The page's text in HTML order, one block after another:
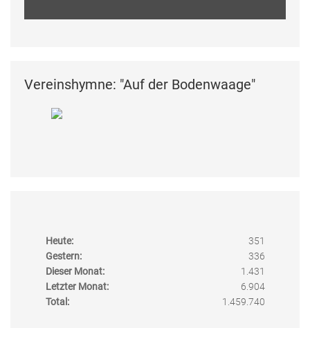
Vereinshymne: "Auf der Bodenwaage"
Heute:
351
Gestern:
336
Dieser Monat:
1.431
Letzter Monat:
6.904
Total:
1.459.740